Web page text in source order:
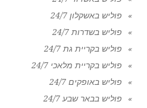
פוליש באשקלון 24/7
פוליש בשדרות 24/7
פוליש בקריית גת 24/7
פוליש בקריית מלאכי 24/7
פוליש באופקים 24/7
פוליש בבאר שבע 24/7